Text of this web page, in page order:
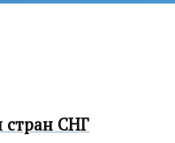
стран СНГ